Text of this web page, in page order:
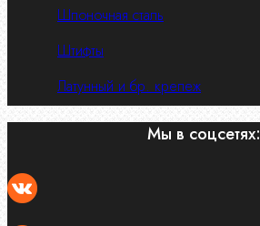
Шпоночная сталь
Штифты
Латунный и бр. крепеж
Мы в соцсетях: